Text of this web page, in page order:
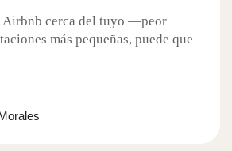
Airbnb cerca del tuyo —peor
más pequeñas, puede que